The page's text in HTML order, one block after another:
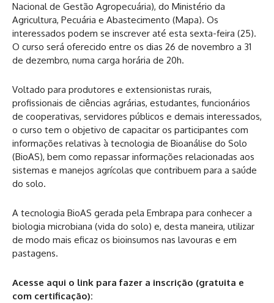
Nacional de Gestão Agropecuária), do Ministério da
Agricultura, Pecuária e Abastecimento (Mapa). Os
interessados podem se inscrever até esta sexta-feira (25).
O curso será oferecido entre os dias 26 de novembro a 31
de dezembro, numa carga horária de 20h.
Voltado para produtores e extensionistas rurais,
profissionais de ciências agrárias, estudantes, funcionários
de cooperativas, servidores públicos e demais interessados,
o curso tem o objetivo de capacitar os participantes com
informações relativas à tecnologia de Bioanálise do Solo
(BioAS), bem como repassar informações relacionadas aos
sistemas e manejos agrícolas que contribuem para a saúde
do solo.
A tecnologia BioAS gerada pela Embrapa para conhecer a
biologia microbiana (vida do solo) e, desta maneira, utilizar
de modo mais eficaz os bioinsumos nas lavouras e em
pastagens.
Acesse aqui o link para fazer a inscrição (gratuita e
com certificação):